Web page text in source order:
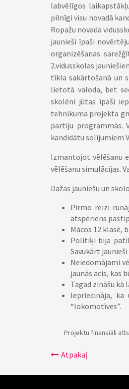
labvēlīgos
pilnīgi visu novadā
Ropažu novada
jaunieši īpaši
organizēšanas
2.vidusskolas
tīkla sakārtošanā un
lietotā valoda, bet
skolēni jūtas īpaši
tehnikuma projekta
partiju programmās.
kandidātu solījumiem
Izmantojot vēlēšanu
vēlēšanu simulācijas.
Dažas jauniešu un
Pirmo reizi
atspēriens
Mācos 12.klasē,
Politiķi bija
Savukārt
Neiedomājami
jaunās acis, kas
Tagad zināšu
Iepriecināja,
“lokomotīves”.
Projektu finansiāli
Atpakaļ